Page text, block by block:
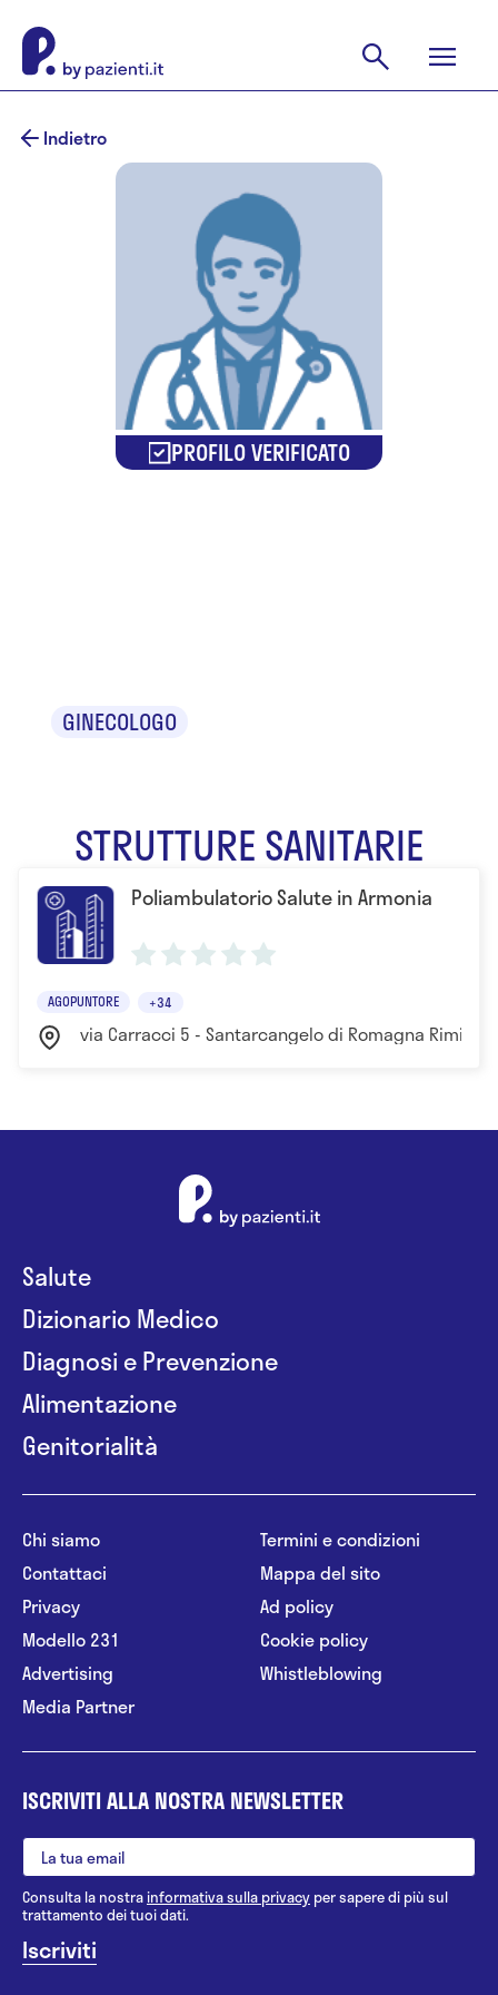
Indietro
PROFILO VERIFICATO
GINECOLOGO
STRUTTURE SANITARIE
Poliambulatorio Salute in Armonia
AGOPUNTORE +34
via Carracci 5 - Santarcangelo di Romagna Rimini
Salute
Dizionario Medico
Diagnosi e Prevenzione
Alimentazione
Genitorialità
Chi siamo
Contattaci
Privacy
Modello 231
Advertising
Media Partner
Termini e condizioni
Mappa del sito
Ad policy
Cookie policy
Whistleblowing
ISCRIVITI ALLA NOSTRA NEWSLETTER
Consulta la nostrainformativa sulla privacy per sapere di più sul
trattamento dei tuoi dati.